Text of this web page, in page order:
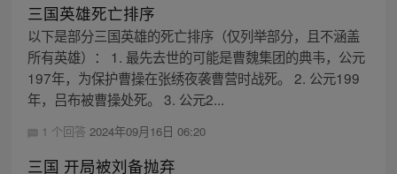
三国英雄死亡排序
以下是部分三国英雄的死亡排序（仅列举部分，且不涵盖
所有英雄）： 1. 最先去世的可能是曹魏集团的典韦，公元
197年，为保护曹操在张绣夜袭曹营时战死。 2. 公元199
年，吕布被曹操处死。 3. 公元2...
1 个回答 2024年09月16日 06:20
三国 开局被刘备抛弃